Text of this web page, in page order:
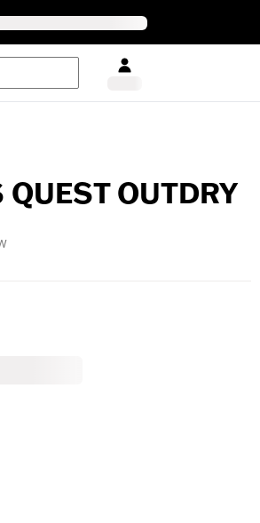
OUTDRY